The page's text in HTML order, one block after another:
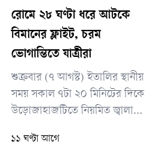
রোমে ২৮ ঘণ্টা ধরে আটকে
বিমানের ফ্লাইট, চরম
ভোগান্তিতে যাত্রীরা
শুক্রবার (৭ আগস্ট) ইতালির স্থানীয়
সময় সকাল ৭টা ২০ মিনিটের দিকে
উড়োজাহাজটিতে নিয়মিত জ্বালানি
পড়ে।
১১ ঘণ্টা আগে